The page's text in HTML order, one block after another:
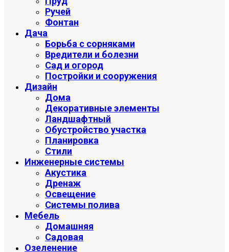
Ручей
Фонтан
Дача
Борьба с сорняками
Вредители и болезни
Сад и огород
Постройки и сооружения
Дизайн
Дома
Декоративные элементы
Ландшафтный
Обустройство участка
Планировка
Стили
Инженерные системы
Акустика
Дренаж
Освещение
Системы полива
Мебель
Домашняя
Садовая
Озеленение